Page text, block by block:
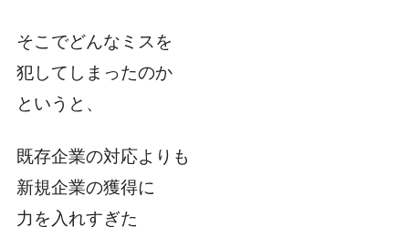
そこでどんなミスを
犯してしまったのか
というと、
既存企業の対応よりも
新規企業の獲得に
力を入れすぎた